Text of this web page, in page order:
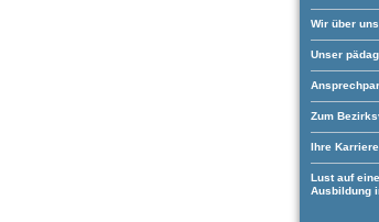
Wir über uns
Unser
Zum
Ihre
Lust auf
Ausbildung